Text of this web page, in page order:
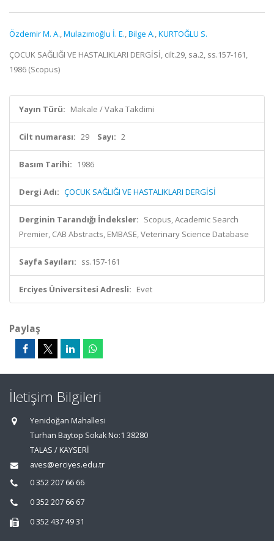
Özdemir M. A.,Mulazımoğlu İ. E.,Bilge A.,KURTOĞLU S.
ÇOCUK SAĞLIĞI VE HASTALIKLARI DERGİSİ, cilt.29, sa.2, ss.157-161,
1986 (Scopus)
Yayın Türü: Makale / Vaka Takdimi
Cilt numarası: 29 Sayı: 2
Basım Tarihi: 1986
Dergi Adı: ÇOCUK SAĞLIĞI VE HASTALIKLARI DERGİSİ
Derginin Tarandığı İndeksler: Scopus, Academic Search
Premier, CAB Abstracts, EMBASE, Veterinary Science Database
Sayfa Sayıları: ss.157-161
Erciyes Üniversitesi Adresli: Evet
Paylaş
İletişim Bilgileri
Yenidoğan Mahallesi
Turhan Baytop Sokak No:1 38280
TALAS / KAYSERİ
aves@erciyes.edu.tr
0 352 207 66 66
0 352 207 66 67
0 352 437 49 31